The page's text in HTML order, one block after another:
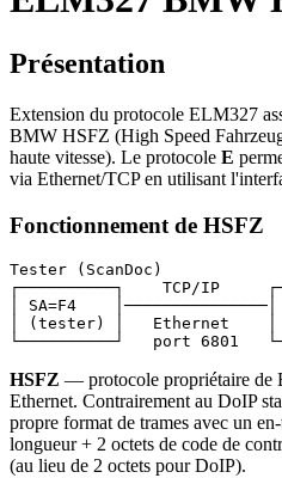
Présentation
Extension du protocole ELM327
BMW HSFZ (High Speed
haute vitesse). Le protocole E
via Ethernet/TCP en utilisant
Fonctionnement de HSFZ
Tester (ScanDoc)
┌──────────┐    TCP/IP
│ SA=F4
│ (tester) │   Ethernet    │
HSFZ — protocole propriétaire de
Ethernet. Contrairement au DoIP
propre format de trames avec un
longueur + 2 octets de code de
(au lieu de 2 octets pour DoIP).